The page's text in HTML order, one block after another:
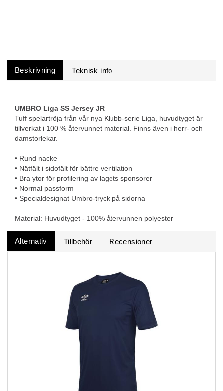
Beskrivning
UMBRO Liga SS Jersey JR
Tuff spelartröja från vår nya Klubb-serie Liga, huvudtyget är
tillverkat i 100 % återvunnet material. Finns även i herr- och
damstorlekar.
• Rund nacke
• Nätfält i sidofält för bättre ventilation
• Bra ytor för profilering av lagets sponsorer
• Normal passform
• Specialdesignat Umbro-tryck på sidorna
Material: Huvudtyget - 100% återvunnen polyester
Alternativ Tillbehör Recensioner